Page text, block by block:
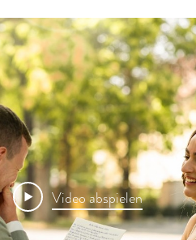
Video abspielen